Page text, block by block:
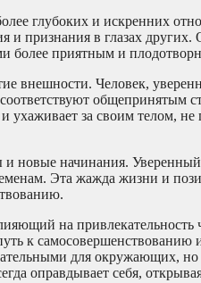
глубоких и искренних
признания в глазах
более приятным и
внешности. Человек,
общепринятым
ухаживает за своим телом,
новые начинания.
Эта жажда жизни и
на
к
для окружающих,
оправдывает себя,